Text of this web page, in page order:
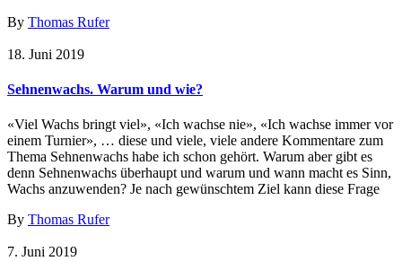
By Thomas Rufer
18. Juni 2019
Sehnenwachs. Warum und wie?
«Viel Wachs bringt viel», «Ich wachse nie», «Ich wachse immer vor
einem Turnier», … diese und viele, viele andere Kommentare zum
Thema Sehnenwachs habe ich schon gehört. Warum aber gibt es
denn Sehnenwachs überhaupt und warum und wann macht es Sinn,
Wachs anzuwenden? Je nach gewünschtem Ziel kann diese Frage
By Thomas Rufer
7. Juni 2019